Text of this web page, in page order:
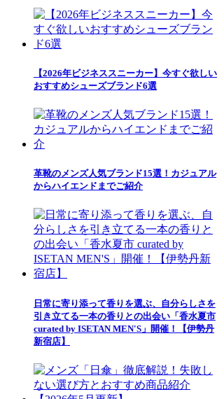
【2026年ビジネススニーカー】今すぐ欲しい
おすすめシューズブランド6選
革靴のメンズ人気ブランド15選！カジュアル
からハイエンドまでご紹介
日常に寄り添って香りを選ぶ、自分らしさを
引き立てる一本の香りとの出会い「香水夏市
curated by ISETAN MEN'S」開催！【伊勢丹
新宿店】